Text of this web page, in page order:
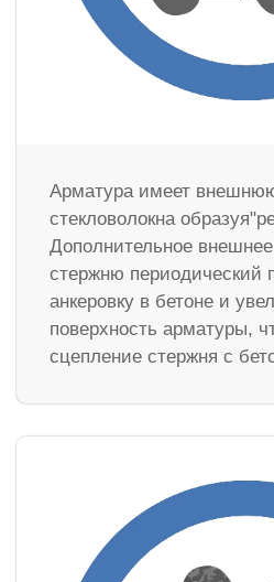
Арматура имеет
стекловолокна
Дополнительное
стержню периодический
анкеровку в бетоне и
поверхность арматуры,
сцепление стержня с